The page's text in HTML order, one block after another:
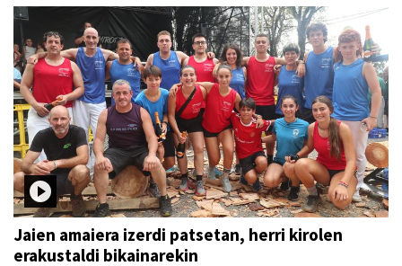
Jaien amaiera izerdi patsetan, herri kirolen
erakustaldi bikainarekin